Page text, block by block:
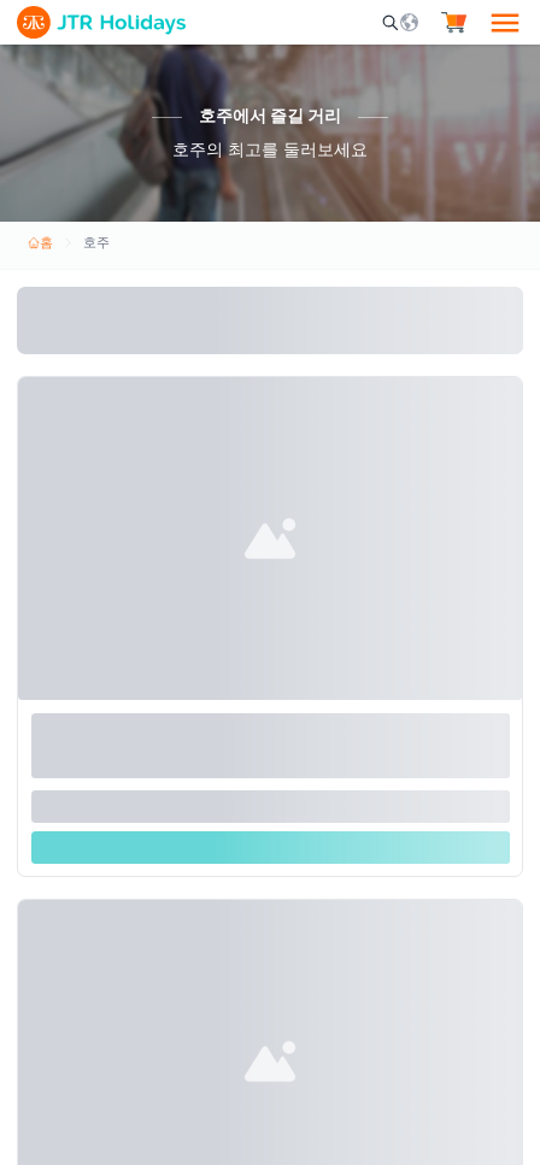
Mobile Search
호주에서 즐길 거리
호주의 최고를 둘러보세요
홈 호주